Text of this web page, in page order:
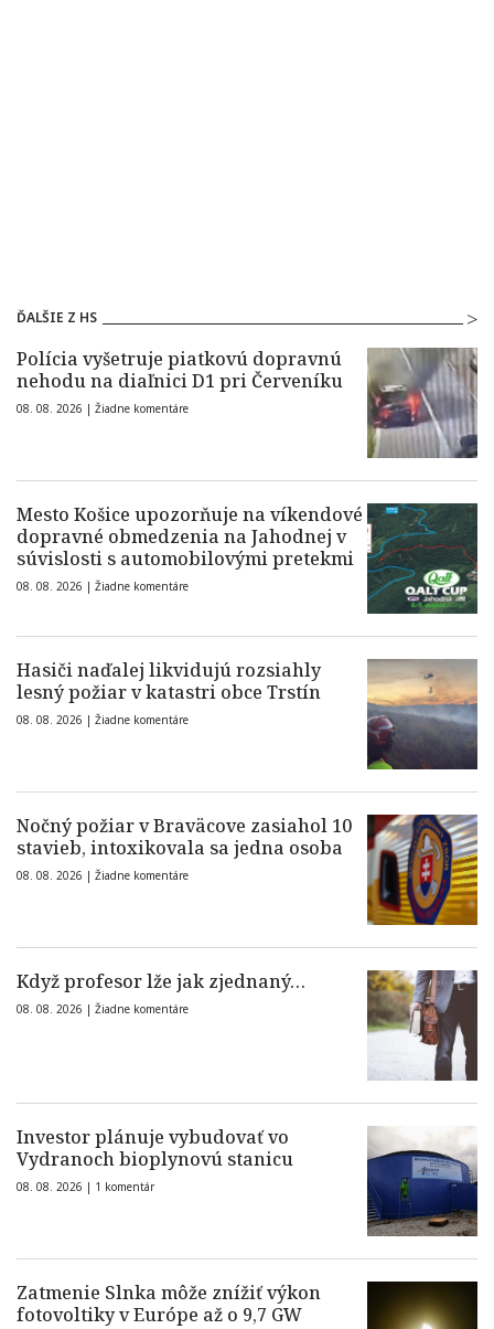
ĎALŠIE Z HS
Polícia vyšetruje piatkovú dopravnú
nehodu na diaľnici D1 pri Červeníku
08. 08. 2026 | Žiadne komentáre
Mesto Košice upozorňuje na víkendové
dopravné obmedzenia na Jahodnej v
súvislosti s automobilovými pretekmi
08. 08. 2026 | Žiadne komentáre
Hasiči naďalej likvidujú rozsiahly
lesný požiar v katastri obce Trstín
08. 08. 2026 | Žiadne komentáre
Nočný požiar v Braväcove zasiahol 10
stavieb, intoxikovala sa jedna osoba
08. 08. 2026 | Žiadne komentáre
Když profesor lže jak zjednaný…
08. 08. 2026 | Žiadne komentáre
Investor plánuje vybudovať vo
Vydranoch bioplynovú stanicu
08. 08. 2026 | 1 komentár
Zatmenie Slnka môže znížiť výkon
fotovoltiky v Európe až o 9,7 GW